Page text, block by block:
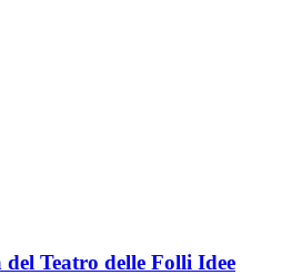
Teatro delle Folli Idee